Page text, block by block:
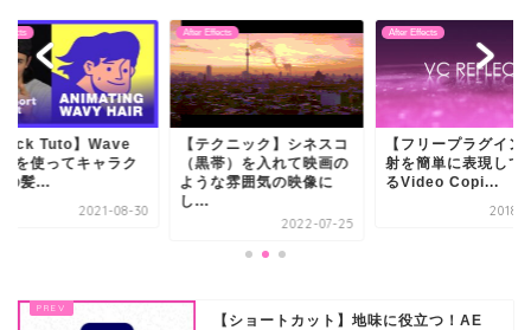
Tuto】Wave
を使ってキャラク
の髪...
2021-08-30
After Effects
【テクニック】シネスコ
（黒帯）を入れて映画の
ような雰囲気の映像に
し...
2022-07-25
After Effects
【フリープラグイン
射を簡単に表現して
るVideo Copi...
2018-
【ショートカット】地味に役立つ！AE